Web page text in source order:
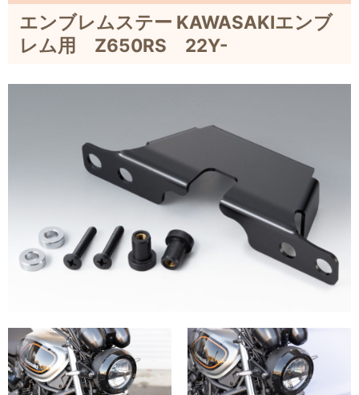
エンブレムステー KAWASAKIエンブ
レム用 Z650RS 22Y-